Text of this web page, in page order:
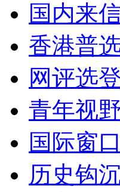
国内来
香港普
网评选登
青年视野
国际窗口
历史钩